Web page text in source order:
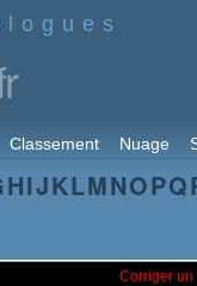
Classement Nuage
HIJKLMNOPQ
Corriger un